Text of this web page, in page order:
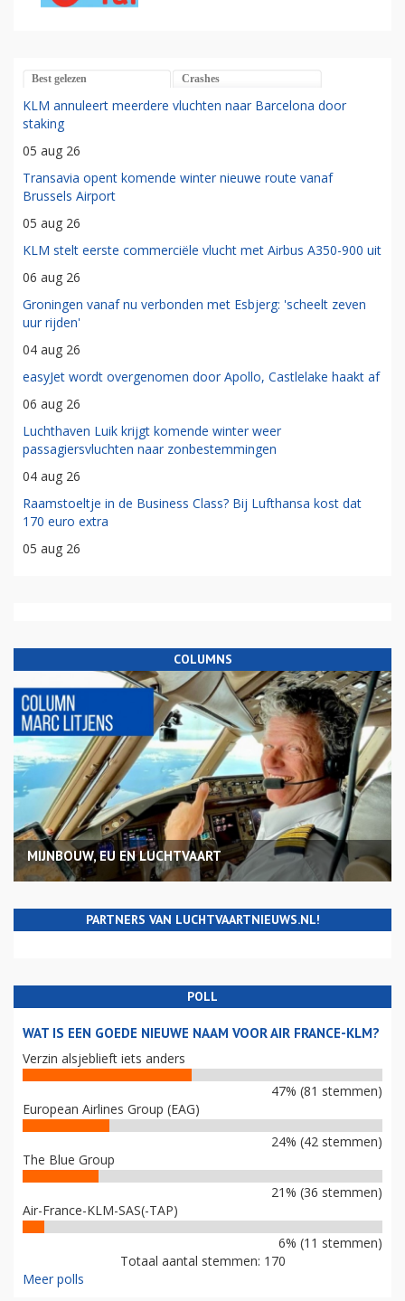
Best gelezen Crashes
KLM annuleert meerdere vluchten naar Barcelona door
staking
05 aug 26
Transavia opent komende winter nieuwe route vanaf
Brussels Airport
05 aug 26
KLM stelt eerste commerciële vlucht met Airbus A350-900 uit
06 aug 26
Groningen vanaf nu verbonden met Esbjerg: 'scheelt zeven
uur rijden'
04 aug 26
easyJet wordt overgenomen door Apollo, Castlelake haakt af
06 aug 26
Luchthaven Luik krijgt komende winter weer
passagiersvluchten naar zonbestemmingen
04 aug 26
Raamstoeltje in de Business Class? Bij Lufthansa kost dat
170 euro extra
05 aug 26
COLUMNS
MIJNBOUW, EU EN LUCHTVAART
PARTNERS VAN LUCHTVAARTNIEUWS.NL!
POLL
WAT IS EEN GOEDE NIEUWE NAAM VOOR AIR FRANCE-KLM?
Verzin alsjeblieft iets anders
47% (81 stemmen)
European Airlines Group (EAG)
24% (42 stemmen)
The Blue Group
21% (36 stemmen)
Air-France-KLM-SAS(-TAP)
6% (11 stemmen)
Totaal aantal stemmen: 170
Meer polls